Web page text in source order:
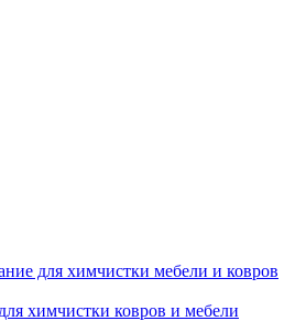
для химчистки мебели и ковров
химчистки ковров и мебели